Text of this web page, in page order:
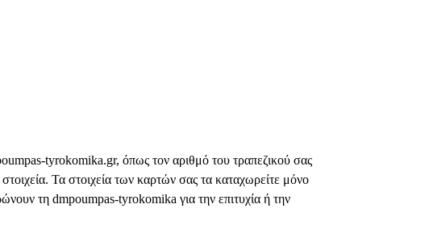
tyrokomika.gr, όπως τον αριθμό του τραπεζικού σας
Τα στοιχεία των καρτών σας τα καταχωρείτε μόνο
τη dmpoumpas-tyrokomika για την επιτυχία ή την